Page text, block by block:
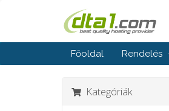
Főoldal Rendelés
Kategóriák